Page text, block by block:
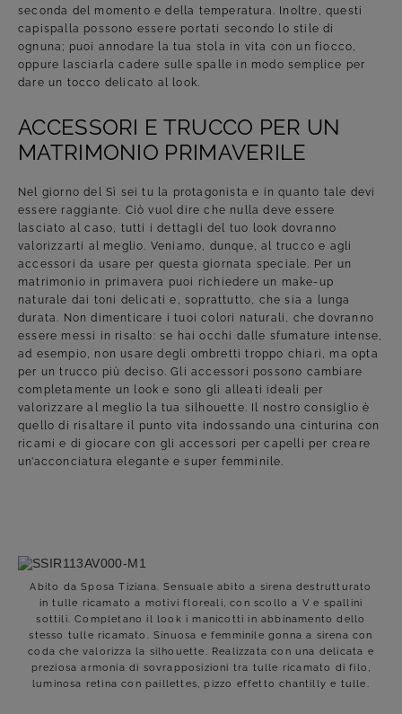
seconda del momento e della temperatura. Inoltre, questi
capispalla possono essere portati secondo lo stile di
ognuna; puoi annodare la tua stola in vita con un fiocco,
oppure lasciarla cadere sulle spalle in modo semplice per
dare un tocco delicato al look.
ACCESSORI E TRUCCO PER UN
MATRIMONIO PRIMAVERILE
Nel giorno del Sì sei tu la protagonista e in quanto tale devi
essere raggiante. Ciò vuol dire che nulla deve essere
lasciato al caso, tutti i dettagli del tuo look dovranno
valorizzarti al meglio. Veniamo, dunque, al trucco e agli
accessori da usare per questa giornata speciale. Per un
matrimonio in primavera puoi richiedere un make-up
naturale dai toni delicati e, soprattutto, che sia a lunga
durata. Non dimenticare i tuoi colori naturali, che dovranno
essere messi in risalto: se hai occhi dalle sfumature intense,
ad esempio, non usare degli ombretti troppo chiari, ma opta
per un trucco più deciso. Gli accessori possono cambiare
completamente un look e sono gli alleati ideali per
valorizzare al meglio la tua silhouette. Il nostro consiglio è
quello di risaltare il punto vita indossando una cinturina con
ricami e di giocare con gli accessori per capelli per creare
un’acconciatura elegante e super femminile.
Abito da Sposa Tiziana. Sensuale abito a sirena destrutturato
in tulle ricamato a motivi floreali, con scollo a V e spallini
sottili. Completano il look i manicotti in abbinamento dello
stesso tulle ricamato. Sinuosa e femminile gonna a sirena con
coda che valorizza la silhouette. Realizzata con una delicata e
preziosa armonia di sovrapposizioni tra tulle ricamato di filo,
luminosa retina con paillettes, pizzo effetto chantilly e tulle.